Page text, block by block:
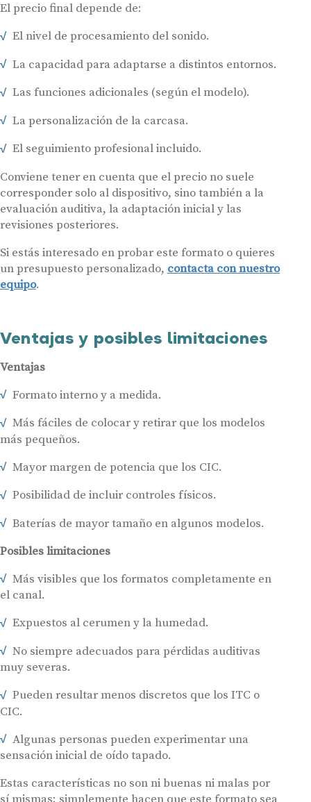
El precio final depende de:
El nivel de procesamiento del sonido.
La capacidad para adaptarse a distintos entornos.
Las funciones adicionales (según el modelo).
La personalización de la carcasa.
El seguimiento profesional incluido.
Conviene tener en cuenta que el precio no suele
corresponder solo al dispositivo, sino también a la
evaluación auditiva, la adaptación inicial y las
revisiones posteriores.
Si estás interesado en probar este formato o quieres
un presupuesto personalizado, contacta con nuestro
equipo.
Ventajas y posibles limitaciones
Ventajas
Formato interno y a medida.
Más fáciles de colocar y retirar que los modelos
más pequeños.
Mayor margen de potencia que los CIC.
Posibilidad de incluir controles físicos.
Baterías de mayor tamaño en algunos modelos.
Posibles limitaciones
Más visibles que los formatos completamente en
el canal.
Expuestos al cerumen y la humedad.
No siempre adecuados para pérdidas auditivas
muy severas.
Pueden resultar menos discretos que los ITC o
CIC.
Algunas personas pueden experimentar una
sensación inicial de oído tapado.
Estas características no son ni buenas ni malas por
Ayudas y subvenciones
Contacto
Hasta un 60% de descuento en tus
audífonos
Nombre E-mail
y sus colaboradores según se detalla en nuestras
Miaudífono para poder ofrecer los servicios solicitados, según se
detalla en nuestras Condiciones de uso .
Al hacer click en «Contáctanos» declaras haber leído y aceptado nuestra
Política de Privacidad.